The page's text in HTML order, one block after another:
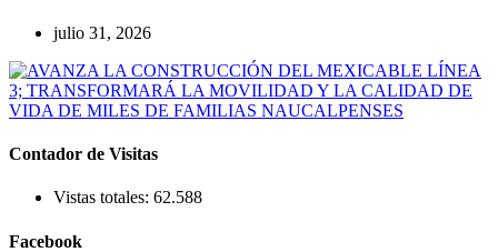
julio 31, 2026
Contador de Visitas
Vistas totales: 62.588
Facebook